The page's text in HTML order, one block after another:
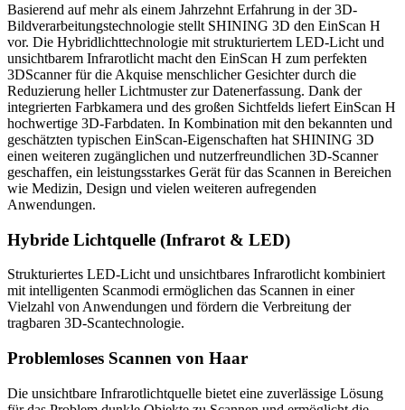
Basierend auf mehr als einem Jahrzehnt Erfahrung in der 3D-
Bildverarbeitungstechnologie stellt SHINING 3D den EinScan H
vor. Die Hybridlichttechnologie mit strukturiertem LED-Licht und
unsichtbarem Infrarotlicht macht den EinScan H zum perfekten
3DScanner für die Akquise menschlicher Gesichter durch die
Reduzierung heller Lichtmuster zur Datenerfassung. Dank der
integrierten Farbkamera und des großen Sichtfelds liefert EinScan H
hochwertige 3D-Farbdaten. In Kombination mit den bekannten und
geschätzten typischen EinScan-Eigenschaften hat SHINING 3D
einen weiteren zugänglichen und nutzerfreundlichen 3D-Scanner
geschaffen, ein leistungsstarkes Gerät für das Scannen in Bereichen
wie Medizin, Design und vielen weiteren aufregenden
Anwendungen.
Hybride Lichtquelle (Infrarot & LED)
Strukturiertes LED-Licht und unsichtbares Infrarotlicht kombiniert
mit intelligenten Scanmodi ermöglichen das Scannen in einer
Vielzahl von Anwendungen und fördern die Verbreitung der
tragbaren 3D-Scantechnologie.
Problemloses Scannen von Haar
Die unsichtbare Infrarotlichtquelle bietet eine zuverlässige Lösung